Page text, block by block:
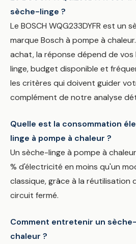
sèche-linge ?
Le BOSCH WQG233DYFR est un
marque Bosch à pompe à
achat, la réponse dépend de
linge, budget disponible et
les critères qui doivent guider
complément de notre analyse
Quelle est la consommation
linge à pompe à chaleur ?
Un sèche-linge à pompe à
% d'électricité en moins qu'un
classique, grâce à la réutilisation
circuit fermé.
Comment entretenir un
chaleur ?